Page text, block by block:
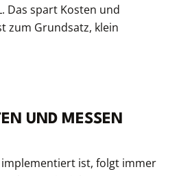
Das spart Kosten und
zum Grundsatz, klein
UND MESSEN
ist, folgt immer